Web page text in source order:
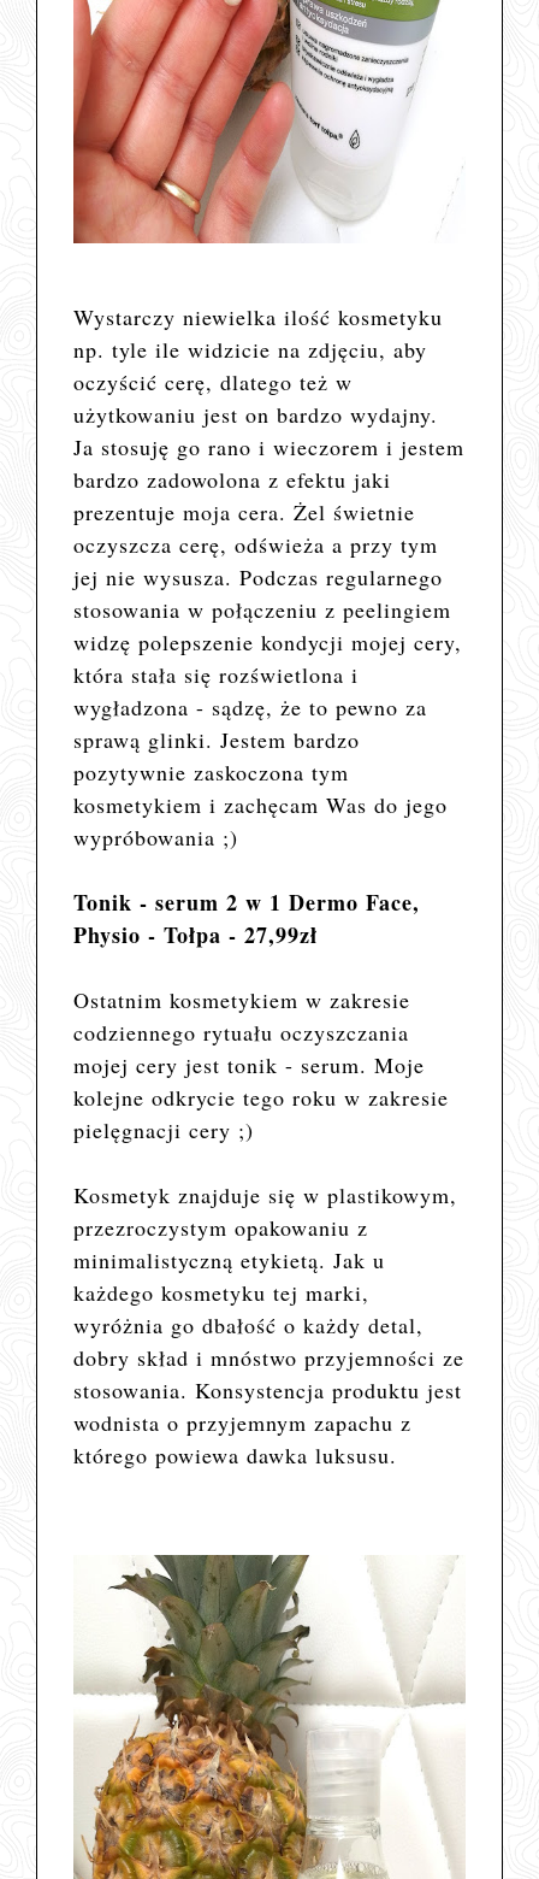
Wystarczy niewielka ilość kosmetyku
np. tyle ile widzicie na zdjęciu, aby
oczyścić cerę, dlatego też w
użytkowaniu jest on bardzo wydajny.
Ja stosuję go rano i wieczorem i jestem
bardzo zadowolona z efektu jaki
prezentuje moja cera. Żel świetnie
oczyszcza cerę, odświeża a przy tym
jej nie wysusza. Podczas regularnego
stosowania w połączeniu z peelingiem
widzę polepszenie kondycji mojej cery,
która stała się rozświetlona i
wygładzona - sądzę, że to pewno za
sprawą glinki. Jestem bardzo
pozytywnie zaskoczona tym
kosmetykiem i zachęcam Was do jego
wypróbowania ;)
Tonik - serum 2 w 1 Dermo Face,
Physio - Tołpa - 27,99zł
Ostatnim kosmetykiem w zakresie
codziennego rytuału oczyszczania
mojej cery jest tonik - serum. Moje
kolejne odkrycie tego roku w zakresie
pielęgnacji cery ;)
Kosmetyk znajduje się w plastikowym,
przezroczystym opakowaniu z
minimalistyczną etykietą. Jak u
każdego kosmetyku tej marki,
wyróżnia go dbałość o każdy detal,
dobry skład i mnóstwo przyjemności ze
stosowania. Konsystencja produktu jest
wodnista o przyjemnym zapachu z
którego powiewa dawka luksusu.